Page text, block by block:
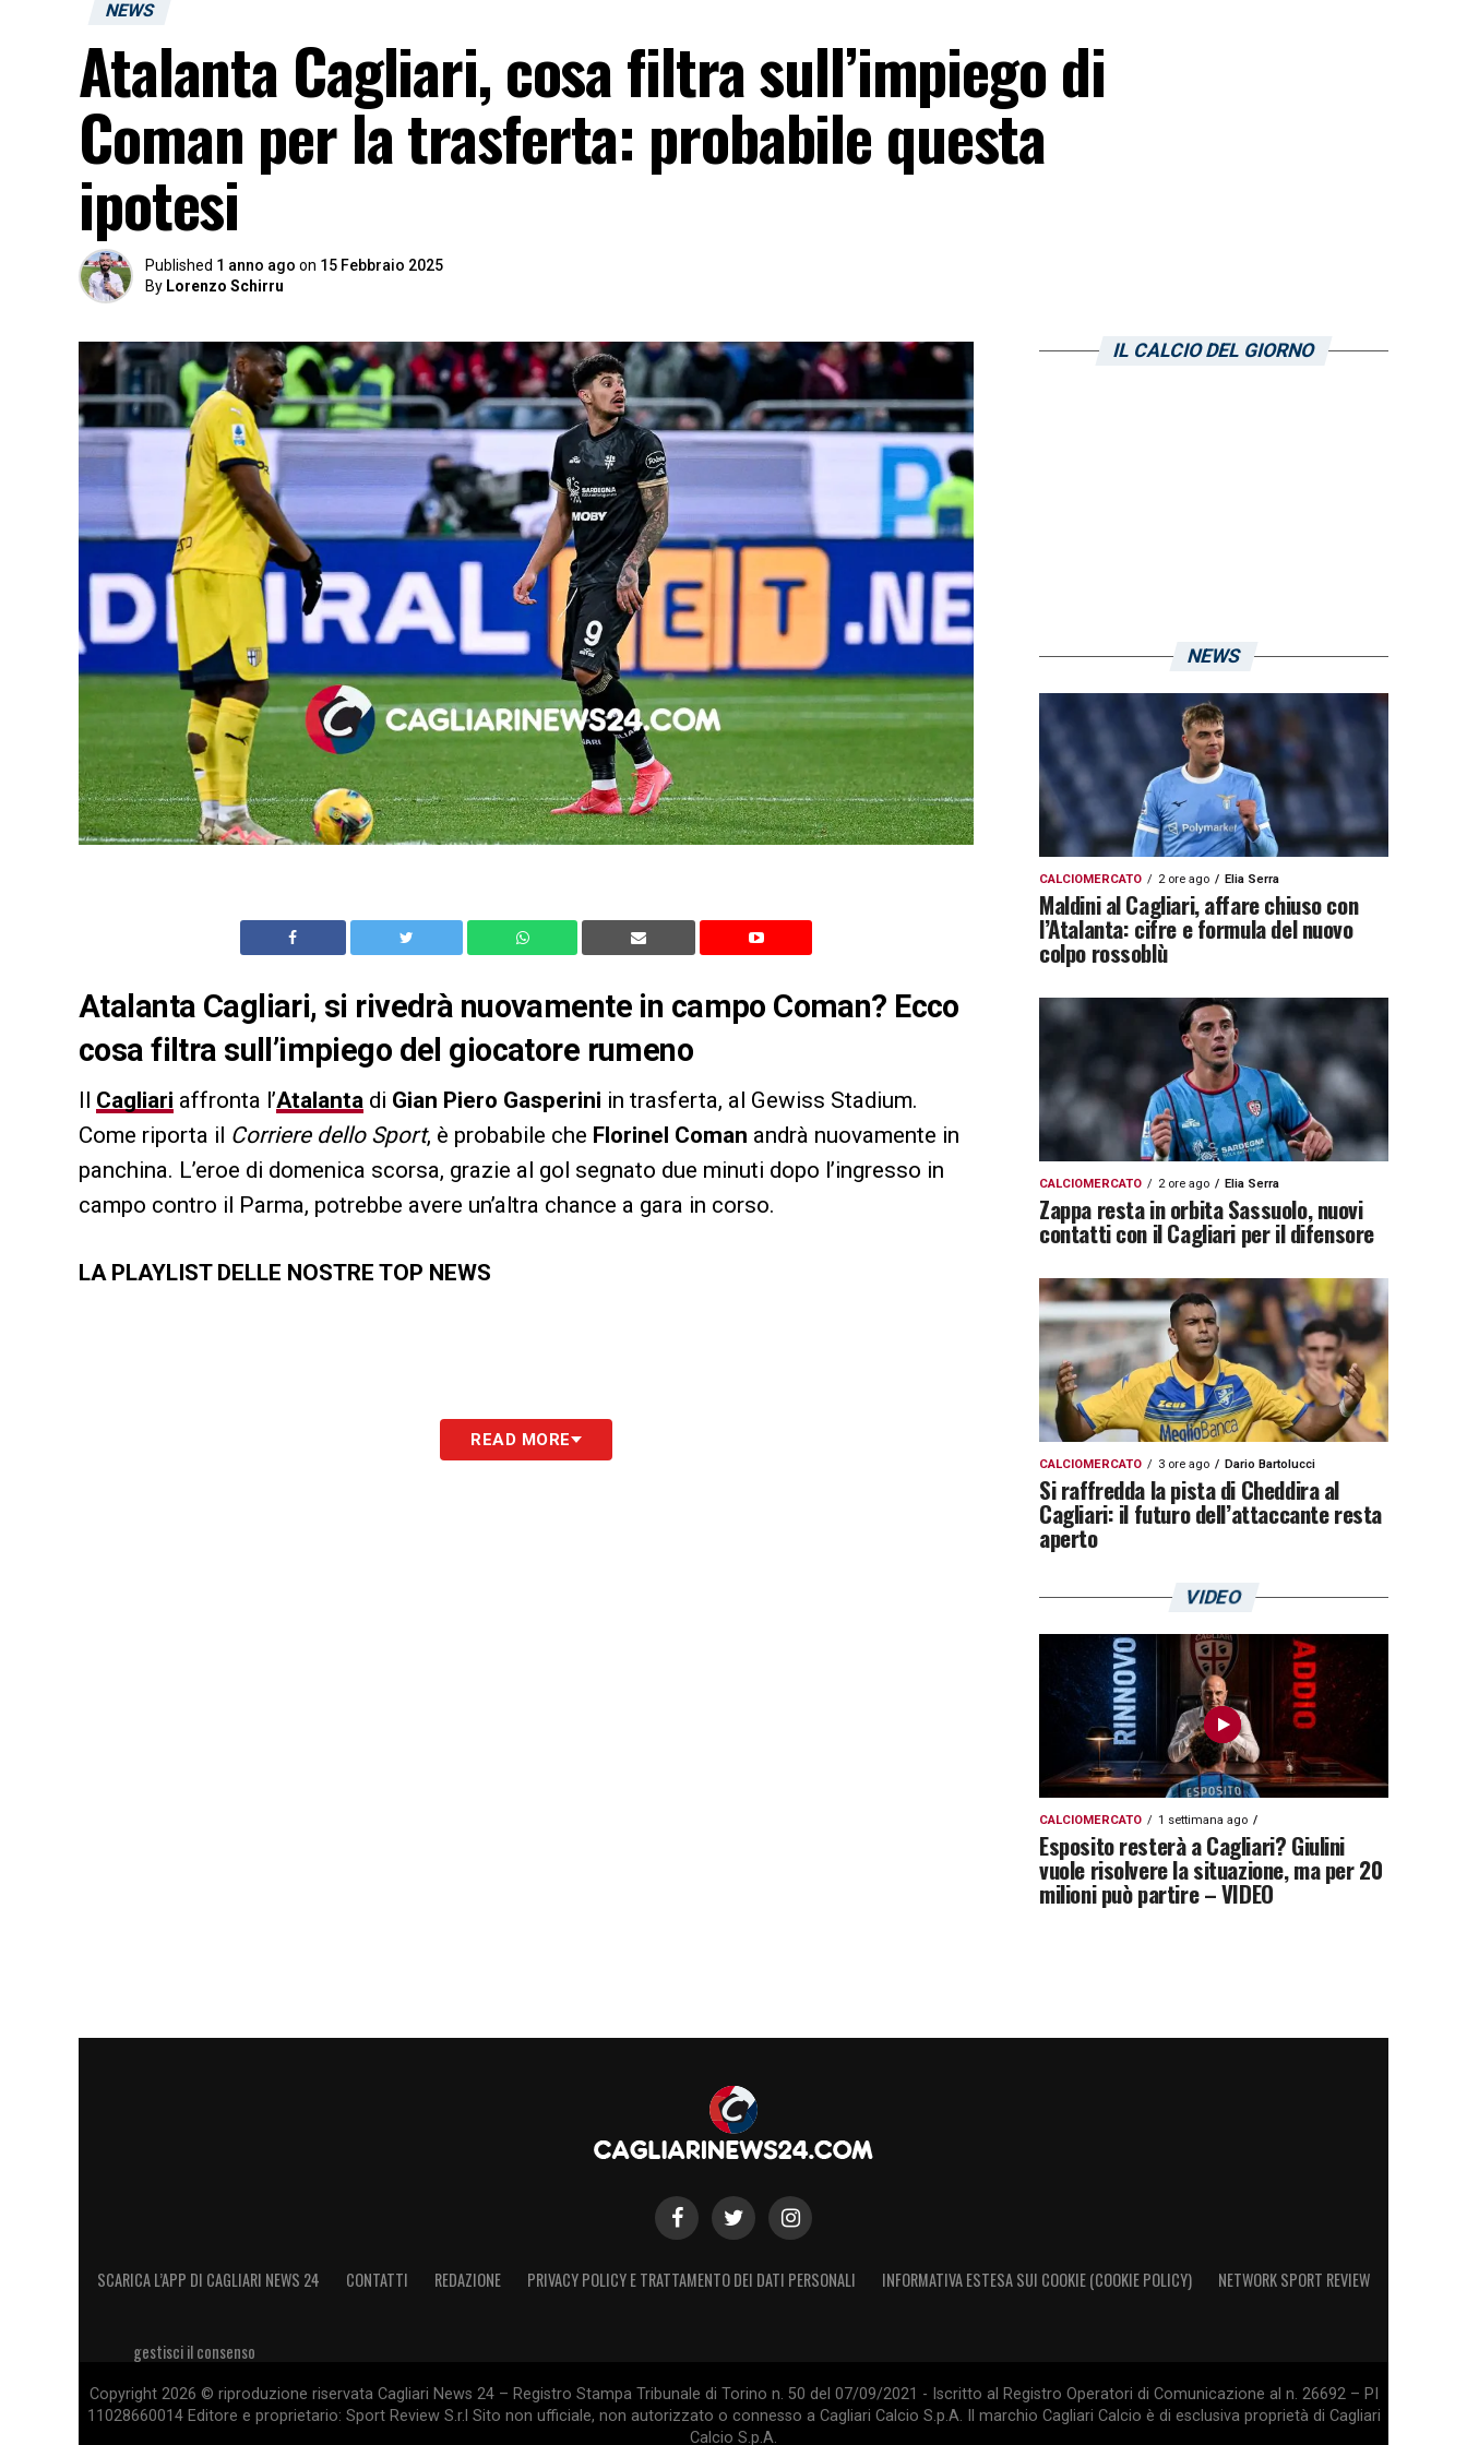
NEWS
Atalanta Cagliari, cosa filtra sull’impiego di
Coman per la trasferta: probabile questa
ipotesi
Published 1 anno ago on 15 Febbraio 2025
By Lorenzo Schirru
Atalanta Cagliari, si rivedrà nuovamente in campo Coman? Ecco
cosa filtra sull’impiego del giocatore rumeno
Il Cagliari affronta l’Atalanta di Gian Piero Gasperini in trasferta, al Gewiss Stadium.
Come riporta il Corriere dello Sport, è probabile che Florinel Coman andrà nuovamente in
panchina. L’eroe di domenica scorsa, grazie al gol segnato due minuti dopo l’ingresso in
campo contro il Parma, potrebbe avere un’altra chance a gara in corso.
LA PLAYLIST DELLE NOSTRE TOP NEWS
READ MORE
IL CALCIO DEL GIORNO
NEWS
CALCIOMERCATO 2 ore ago Elia Serra
Maldini al Cagliari, affare chiuso con
l’Atalanta: cifre e formula del nuovo
colpo rossoblù
CALCIOMERCATO 2 ore ago Elia Serra
Zappa resta in orbita Sassuolo, nuovi
contatti con il Cagliari per il difensore
CALCIOMERCATO 3 ore ago Dario Bartolucci
Si raffredda la pista di Cheddira al
Cagliari: il futuro dell’attaccante resta
aperto
VIDEO
CALCIOMERCATO 1 settimana ago
Esposito resterà a Cagliari? Giulini
vuole risolvere la situazione, ma per 20
milioni può partire – VIDEO
SCARICA L’APP DI CAGLIARI NEWS 24 CONTATTI REDAZIONE PRIVACY POLICY E TRATTAMENTO DEI DATI PERSONALI INFORMATIVA ESTESA SUI COOKIE (COOKIE POLICY) NETWORK SPORT REVIEW
gestisci il consenso
Copyright 2026 © riproduzione riservata Cagliari News 24 – Registro Stampa Tribunale di Torino n. 50 del 07/09/2021 - Iscritto al Registro Operatori di Comunicazione al n. 26692 – PI
11028660014 Editore e proprietario: Sport Review S.r.l Sito non ufficiale, non autorizzato o connesso a Cagliari Calcio S.p.A. Il marchio Cagliari Calcio è di esclusiva proprietà di Cagliari
Calcio S.p.A.